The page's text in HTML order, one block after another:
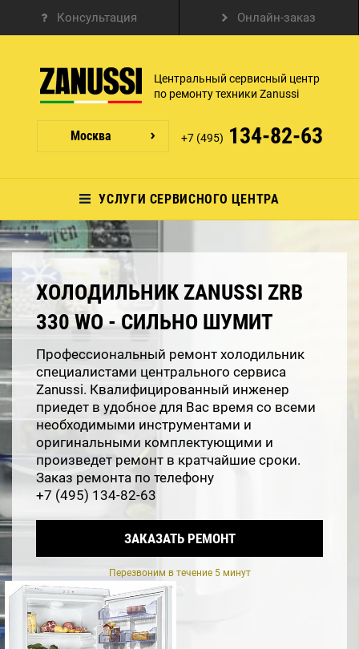
Консультация Онлайн-заказ
Центральный сервисный центр
по ремонту техники Zanussi
Москва +7 (495) 134-82-63
УСЛУГИ СЕРВИСНОГО ЦЕНТРА
ХОЛОДИЛЬНИК ZANUSSI ZRB
330 WO - СИЛЬНО ШУМИТ
Профессиональный ремонт холодильник
специалистами центрального сервиса
Zanussi. Квалифицированный инженер
приедет в удобное для Вас время со всеми
необходимыми инструментами и
оригинальными комплектующими и
произведет ремонт в кратчайшие сроки.
Заказ ремонта по телефону
+7 (495) 134-82-63
ЗАКАЗАТЬ РЕМОНТ
Перезвоним в течение 5 минут